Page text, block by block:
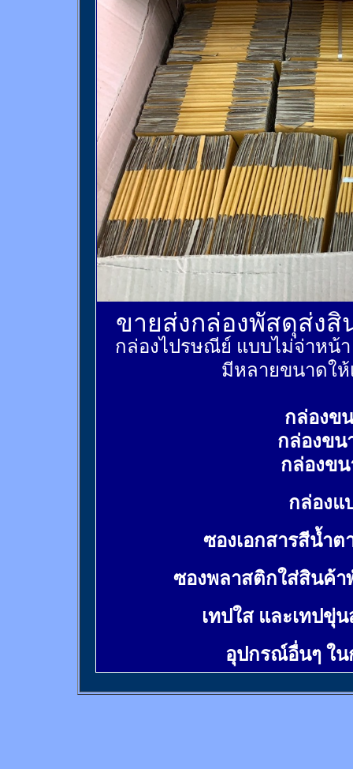
ขายส่งกล่องพัสดุส่ง
กล่องไปรษณีย์ แบบไม่จ่าหน้
มีหลายขนาดให้
กล่องข
กล่องขน
กล่องข
กล่องแ
ซองเอกสารสีน้ำต
ซองพลาสติกใส่สินค้า
เทปใส และเทปขุ่
อุปกรณ์อื่นๆ ใ